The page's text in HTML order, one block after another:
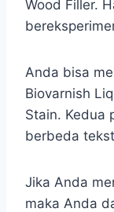
Wood Filler.
Anda bisa
Biovarnish
Stain. Kedua
berbeda
Jika Anda
maka Anda